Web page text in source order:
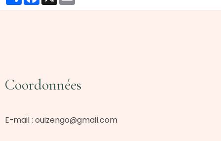
Coordonnées
E-mail : ouizengo@gmail.com